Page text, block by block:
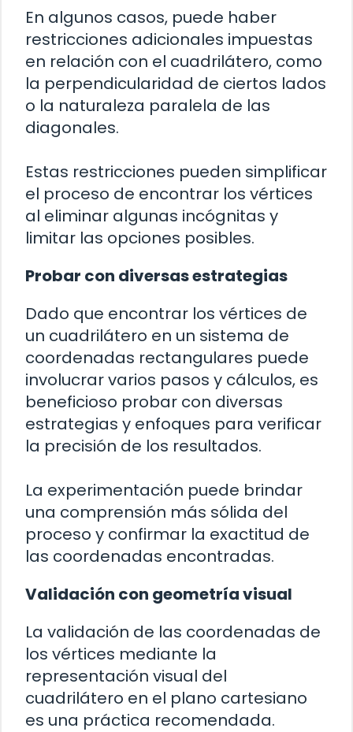
En algunos casos, puede haber
restricciones adicionales impuestas
en relación con el cuadrilátero, como
la perpendicularidad de ciertos lados
o la naturaleza paralela de las
diagonales.
Estas restricciones pueden simplificar
el proceso de encontrar los vértices
al eliminar algunas incógnitas y
limitar las opciones posibles.
Probar con diversas estrategias
Dado que encontrar los vértices de
un cuadrilátero en un sistema de
coordenadas rectangulares puede
involucrar varios pasos y cálculos, es
beneficioso probar con diversas
estrategias y enfoques para verificar
la precisión de los resultados.
La experimentación puede brindar
una comprensión más sólida del
proceso y confirmar la exactitud de
las coordenadas encontradas.
Validación con geometría visual
La validación de las coordenadas de
los vértices mediante la
representación visual del
cuadrilátero en el plano cartesiano
es una práctica recomendada.